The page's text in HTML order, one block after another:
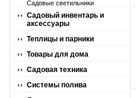
Садовые светильники
Садовый инвентарь и
аксессуары
Теплицы и парники
Товары для дома
Садовая техника
Системы полива